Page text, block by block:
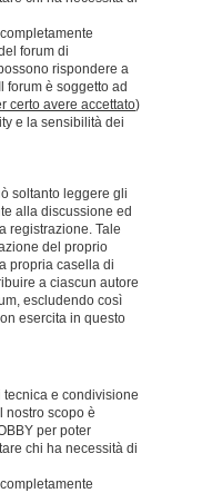
forum di
rispondere a
forum è soggetto ad
certo avere accettato)
e la sensibilità dei
soltanto leggere gli
alla discussione ed
registrazione. Tale
del proprio
propria casella di
a ciascun autore
escludendo così
esercita in questo
e condivisione
nostro scopo è
per poter
chi ha necessità di